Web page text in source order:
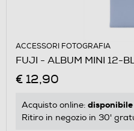
ACCESSORI FOTOGRAFIA
FUJI - ALBUM MINI 12-
€ 12,90
Acquisto online: disponibile
Ritiro in negozio in 30'